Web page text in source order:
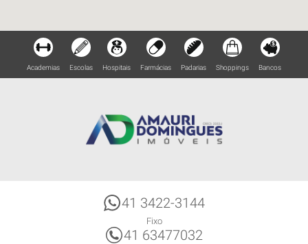
Academias Escolas Hospitais Farmácias Padarias Shoppings Bancos
41 3422-3144
Fixo
41 63477032